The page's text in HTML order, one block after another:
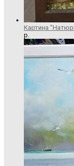
Картина
р.